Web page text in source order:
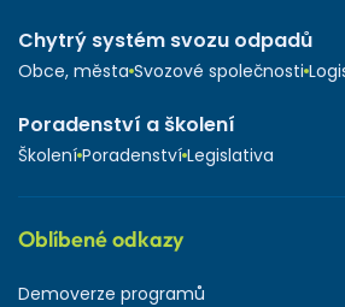
Chytrý systém svozu odpadů
Obce, města Svozové společnosti
Poradenství a školení
Školení Poradenství Legislativa
Oblíbené odkazy
Demoverze programů